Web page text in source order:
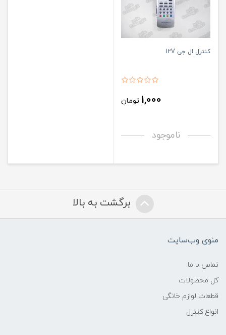
کنترل ال جی 12V
1,000 تومان
ناموجود
برگشت به بالا
منوی وب‌سایت
تماس با ما
کل محصولات
قطعات لوازم خانگی
انواع کنترل